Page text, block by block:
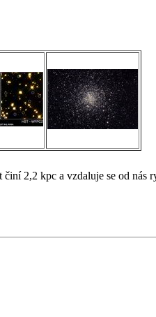
2,2 kpc a vzdaluje se od nás